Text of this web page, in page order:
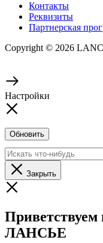
Контакты
Реквизиты
Партнерская
Copyright © 2026
Настройки
Обновить
Закрыть
Приветствуем
ЛАНСЬЕ